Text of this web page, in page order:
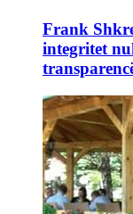
Frank
integritet